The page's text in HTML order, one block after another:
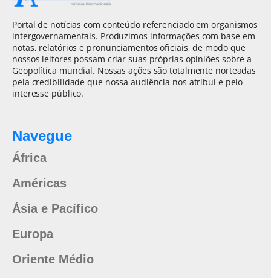
Portal de notícias com conteúdo referenciado em organismos
intergovernamentais. Produzimos informações com base em
notas, relatórios e pronunciamentos oficiais, de modo que
nossos leitores possam criar suas próprias opiniões sobre a
Geopolítica mundial. Nossas ações são totalmente norteadas
pela credibilidade que nossa audiência nos atribui e pelo
interesse público.
Navegue
África
Américas
Ásia e Pacífico
Europa
Oriente Médio